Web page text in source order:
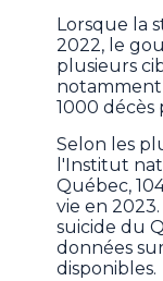
Lorsque la
2022, le
plusieurs
notamment
1000 décès
Selon les
l'Institut
Québec,
vie en
suicide du
données
disponibles.